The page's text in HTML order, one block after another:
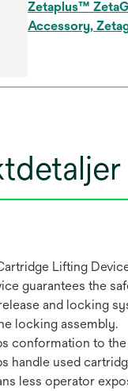
Zetaplus™
Accessory,
Lifting
guarantees the
and locking
locking assembly.
conformation to
handle used
less operator